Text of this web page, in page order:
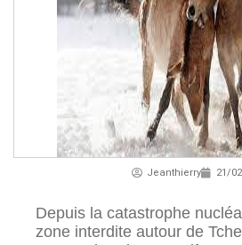
Jeanthierry 21/
Depuis la catastrophe
zone interdite autour de